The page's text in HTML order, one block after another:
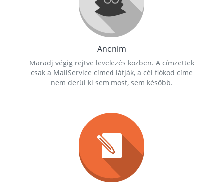
Anonim
Maradj végig rejtve levelezés közben. A címzettek
csak a MailService címed látják, a cél fiókod címe
nem derül ki sem most, sem később.